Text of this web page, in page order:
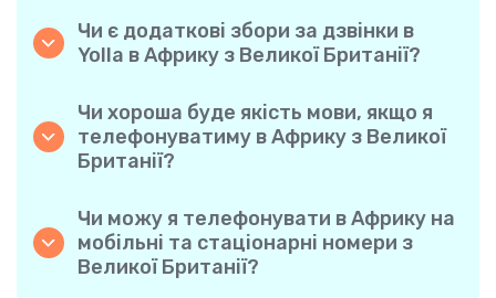
Чи є додаткові збори за дзвінки в
Yolla в Африку з Великої Британії?
похвилинної оплати, тому ви платите
тільки за час розмови. Жодних прихованих
комісій, обов’язкових щомісячних підписок
або плати за з’єднання.
Чи хороша буде якість мови, якщо я
телефонуватиму в Африку з Великої
Британії?
відчуття, що ви розмовляєте з людиною в
одному місті, навіть якщо вона
знаходиться на іншому кінці світу.
Чи можу я телефонувати в Африку на
мобільні та стаціонарні номери з
Великої Британії?